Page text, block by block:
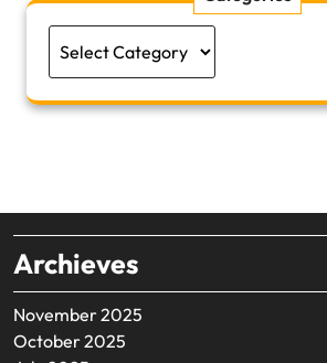
Archieves
November 2025
October 2025